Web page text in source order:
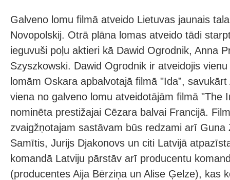
Galveno lomu filmā atveido Lietuvas jaunais
Novopolskij. Otrā plāna lomas atveido tādi
ieguvuši poļu aktieri kā Dawid Ogrodnik, Anna
Szyszkowski. Dawid Ogrodnik ir atveidojis
lomām Oskara apbalvotajā filmā "Ida”,
viena no galveno lomu atveidotājām filmā "The
nominēta prestižajai Cēzara balvai Francijā.
zvaigžņotajam sastāvam būs redzami arī Guna
Samītis, Jurijs Djakonovs un citi Latvijā
komandā Latviju pārstāv arī producentu
(producentes Aija Bērziņa un Alise Ģelze), kas